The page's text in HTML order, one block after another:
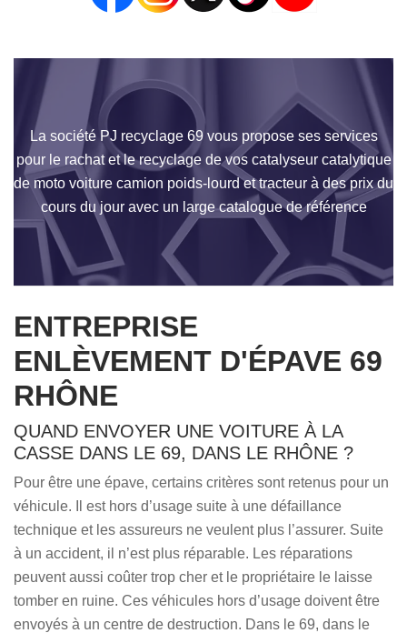
La société PJ recyclage 69 vous propose ses services
pour le rachat et le recyclage de vos catalyseur catalytique
de moto voiture camion poids-lourd et tracteur à des prix du
cours du jour avec un large catalogue de référence
ENTREPRISE
ENLÈVEMENT D'ÉPAVE 69
RHÔNE
QUAND ENVOYER UNE VOITURE À LA
CASSE DANS LE 69, DANS LE RHÔNE ?
Pour être une épave, certains critères sont retenus pour un
véhicule. Il est hors d’usage suite à une défaillance
technique et les assureurs ne veulent plus l’assurer. Suite
à un accident, il n’est plus réparable. Les réparations
peuvent aussi coûter trop cher et le propriétaire le laisse
tomber en ruine. Ces véhicules hors d’usage doivent être
envoyés à un centre de destruction. Dans le 69, dans le